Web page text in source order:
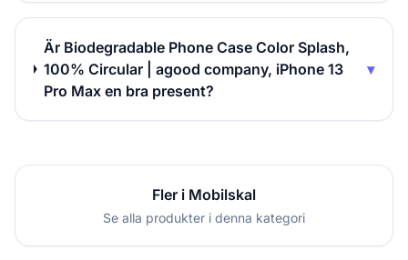
Är Biodegradable Phone Case Color Splash,
100% Circular | agood company, iPhone 13
Pro Max en bra present?
▾
Fler i Mobilskal
Se alla produkter i denna kategori